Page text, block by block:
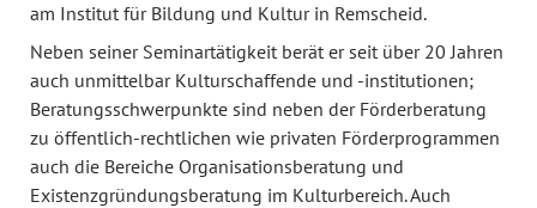
am Institut für Bildung und Kultur in Remscheid.
Neben seiner Seminartätigkeit berät er seit über 20 Jahren
auch unmittelbar Kulturschaffende und -institutionen;
Beratungsschwerpunkte sind neben der Förderberatung
zu öffentlich-rechtlichen wie privaten Förderprogrammen
auch die Bereiche Organisationsberatung und
Existenzgründungsberatung im Kulturbereich. Auch